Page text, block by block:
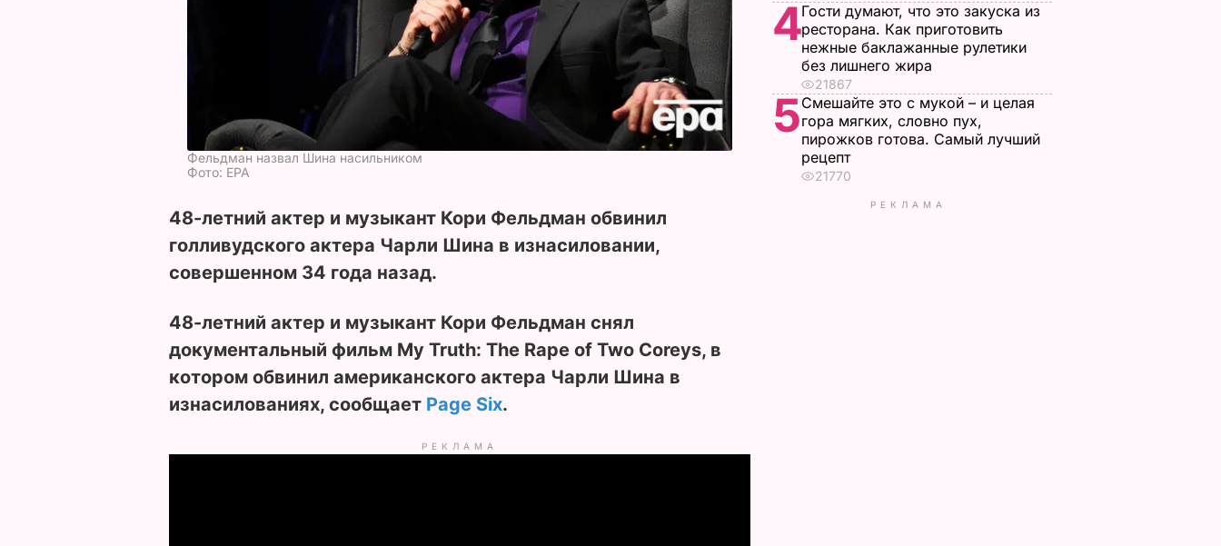
Фельдман назвал Шина насильником
Фото: ЕРА
48-летний актер и музыкант Кори Фельдман обвинил
голливудского актера Чарли Шина в изнасиловании,
совершенном 34 года назад.
48-летний актер и музыкант Кори Фельдман снял
документальный фильм My Truth: The Rape of Two Coreys, в
котором обвинил американского актера Чарли Шина в
изнасилованиях, сообщает Page Six.
РЕКЛАМА
4Гости думают, что это закуска из
ресторана. Как приготовить
нежные баклажанные рулетики
без лишнего жира
21867
5Смешайте это с мукой – и целая
гора мягких, словно пух,
пирожков готова. Самый лучший
рецепт
21770
РЕКЛАМА